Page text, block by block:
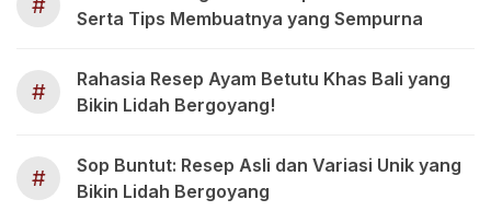
#
Serta Tips Membuatnya yang Sempurna
#
Rahasia Resep Ayam Betutu Khas Bali yang
Bikin Lidah Bergoyang!
#
Sop Buntut: Resep Asli dan Variasi Unik yang
Bikin Lidah Bergoyang